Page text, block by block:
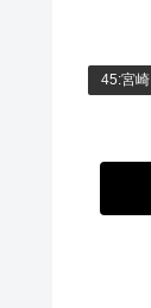
45:宮崎